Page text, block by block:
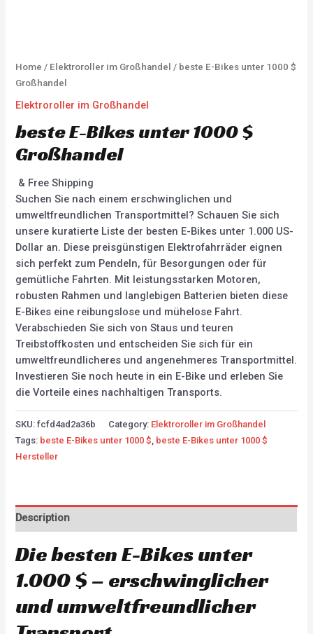
Home / Elektroroller im Großhandel / beste E-Bikes unter 1000 $
Großhandel
Elektroroller im Großhandel
beste E-Bikes unter 1000 $
Großhandel
& Free Shipping
Suchen Sie nach einem erschwinglichen und
umweltfreundlichen Transportmittel? Schauen Sie sich
unsere kuratierte Liste der besten E-Bikes unter 1.000 US-
Dollar an. Diese preisgünstigen Elektrofahrräder eignen
sich perfekt zum Pendeln, für Besorgungen oder für
gemütliche Fahrten. Mit leistungsstarken Motoren,
robusten Rahmen und langlebigen Batterien bieten diese
E-Bikes eine reibungslose und mühelose Fahrt.
Verabschieden Sie sich von Staus und teuren
Treibstoffkosten und entscheiden Sie sich für ein
umweltfreundlicheres und angenehmeres Transportmittel.
Investieren Sie noch heute in ein E-Bike und erleben Sie
die Vorteile eines nachhaltigen Transports.
SKU:fcfd4ad2a36b Category: Elektroroller im Großhandel
Tags: beste E-Bikes unter 1000 $ beste E-Bikes unter 1000 $
Hersteller
Description
Die besten E-Bikes unter
1.000 $ – erschwinglicher
und umweltfreundlicher